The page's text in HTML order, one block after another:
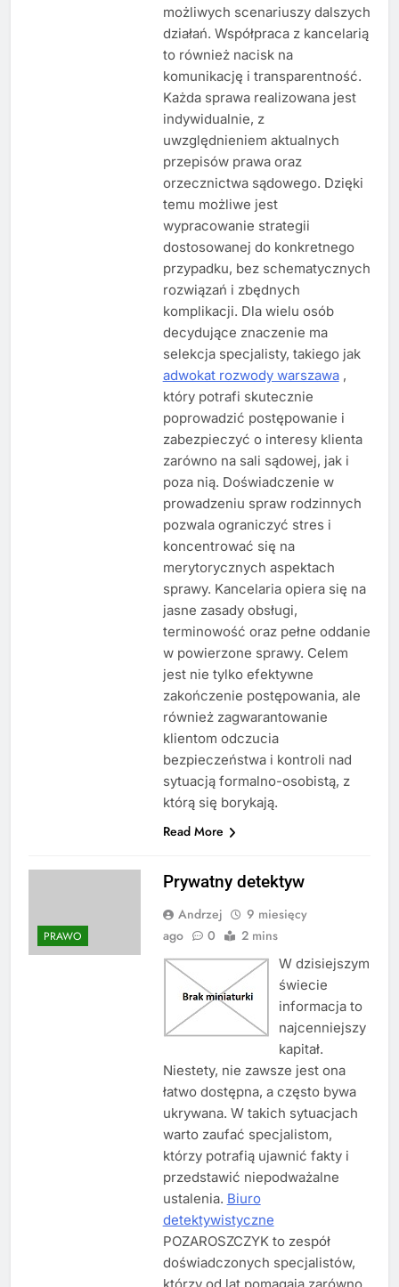
możliwych scenariuszy dalszych
działań. Współpraca z kancelarią
to również nacisk na
komunikację i transparentność.
Każda sprawa realizowana jest
indywidualnie, z
uwzględnieniem aktualnych
przepisów prawa oraz
orzecznictwa sądowego. Dzięki
temu możliwe jest
wypracowanie strategii
dostosowanej do konkretnego
przypadku, bez schematycznych
rozwiązań i zbędnych
komplikacji. Dla wielu osób
decydujące znaczenie ma
selekcja specjalisty, takiego jak
adwokat rozwody warszawa,
który potrafi skutecznie
poprowadzić postępowanie i
zabezpieczyć o interesy klienta
zarówno na sali sądowej, jak i
poza nią. Doświadczenie w
prowadzeniu spraw rodzinnych
pozwala ograniczyć stres i
koncentrować się na
merytorycznych aspektach
sprawy. Kancelaria opiera się na
jasne zasady obsługi,
terminowość oraz pełne oddanie
w powierzone sprawy. Celem
jest nie tylko efektywne
zakończenie postępowania, ale
również zagwarantowanie
klientom odczucia
bezpieczeństwa i kontroli nad
sytuacją formalno-osobistą, z
którą się borykają.
Read More
PRAWO
Prywatny detektyw
Andrzej
9 miesięcy
ago
0 2 mins
W dzisiejszym
świecie
informacja to
najcenniejszy
kapitał.
Niestety, nie zawsze jest ona
łatwo dostępna, a często bywa
ukrywana. W takich sytuacjach
warto zaufać specjalistom,
którzy potrafią ujawnić fakty i
przedstawić niepodważalne
ustalenia. Biuro
detektywistyczne
POZAROSZCZYK to zespół
doświadczonych specjalistów,